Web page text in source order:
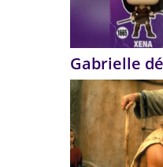
Gabrielle